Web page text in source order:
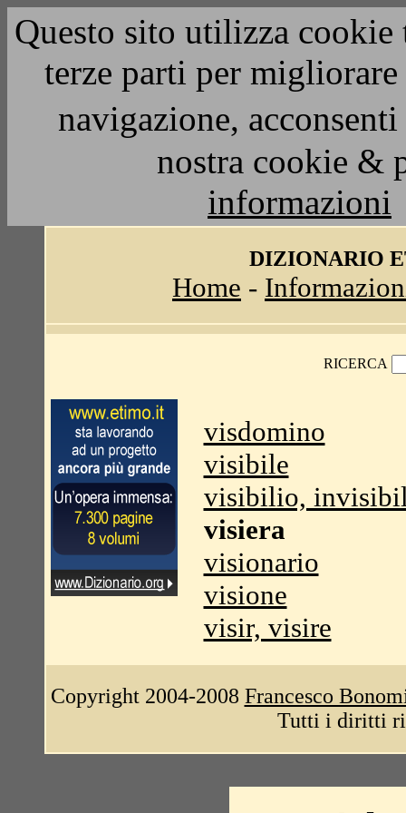
Questo sito utilizza
terze parti per
navigazione,
nostra cookie &
informazioni
DIZIONARIO
Home -
RICERCA
visdomino
visibile
visibilio,
visiera
visionario
visione
visir, visire
Copyright 2004-2008 Francesco
Tutti i diritti